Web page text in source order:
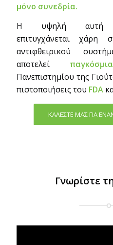
μόνο συνεδρία.
Η υψηλή αυτή
επιτυγχάνεται χάρη
αντιφθειρικού
αποτελεί
Πανεπιστημίου της
πιστοποιήσεις του FDA
KAΛΕΣΤΕ ΜΑΣ ΓΙΑ
Γνωρίστε